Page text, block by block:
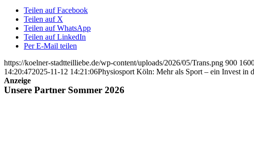
Teilen auf Facebook
Teilen auf X
Teilen auf WhatsApp
Teilen auf LinkedIn
Per E-Mail teilen
https://koelner-stadtteilliebe.de/wp-content/uploads/2026/05/Trans.png 900
14:20:472025-11-12 14:21:06Physiosport Köln: Mehr als Sport – ein Invest in
Anzeige
Unsere Partner Sommer 2026